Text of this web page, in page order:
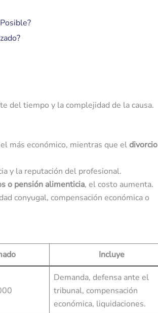
del tiempo y la complejidad de la causa.
más económico, mientras que eldivorcio
y la reputación del profesional.
o pensión alimenticia, el costo aumenta.
conyugal, compensación económica o
Incluye
Demanda, defensa ante el
tribunal, compensación
económica, liquidaciones.